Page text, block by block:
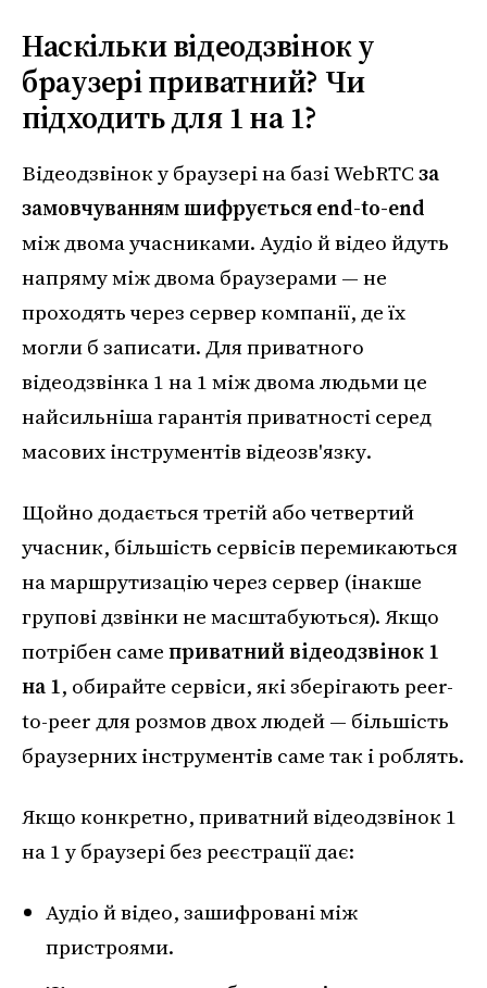
Наскільки відеодзвінок у
браузері приватний? Чи
підходить для 1 на 1?
Відеодзвінок у браузері на базі WebRTCза
замовчуванням шифрується end-to-end
між двома учасниками. Аудіо й відео йдуть
напряму між двома браузерами — не
проходять через сервер компанії, де їх
могли б записати. Для приватного
відеодзвінка 1 на 1 між двома людьми це
найсильніша гарантія приватності серед
масових інструментів відеозв'язку.
Щойно додається третій або четвертий
учасник, більшість сервісів перемикаються
на маршрутизацію через сервер (інакше
групові дзвінки не масштабуються). Якщо
потрібен самеприватний відеодзвінок 1
на 1, обирайте сервіси, які зберігають peer-
to-peer для розмов двох людей — більшість
браузерних інструментів саме так і роблять.
Якщо конкретно, приватний відеодзвінок 1
на 1 у браузері без реєстрації дає:
Аудіо й відео, зашифровані між
пристроями.